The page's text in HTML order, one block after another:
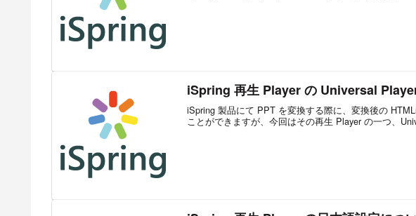
iSpring 再生 Player の Universal
iSpring 製品にて PPT を変換する際に、変換後の
ことができますが、今回はその再生 Player の一つ、